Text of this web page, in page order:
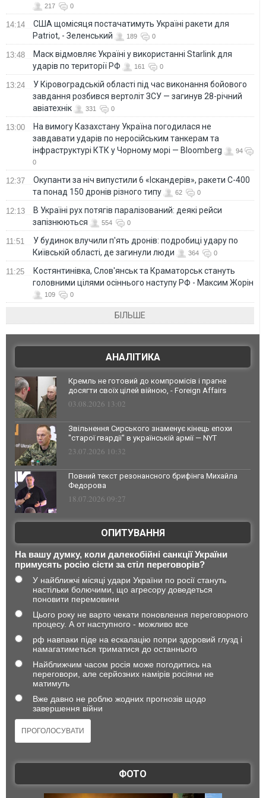
217 0
14:14
США щомісяця постачатимуть Україні ракети для
Patriot, - Зеленський
189 0
13:48
Маск відмовляє Україні у використанні Starlink для
ударів по території РФ
161 0
13:24
У Кіровоградській області під час виконання бойового
завдання розбився вертоліт ЗСУ — загинув 28-річний
авіатехнік
331 0
13:00
На вимогу Казахстану Україна погодилася не
завдавати ударів по неросійським танкерам та
інфраструктурі КТК у Чорному морі — Bloomberg
94
0
12:37
Окупанти за ніч випустили 6 «Іскандерів», ракети С-400
та понад 150 дронів різного типу
62 0
12:13
В Україні рух потягів паралізований: деякі рейси
запізнюються
554 0
11:51
У будинок влучили п'ять дронів: подробиці удару по
Київській області, де загинули люди
364 0
11:25
Костянтинівка, Слов'янськ та Краматорськ стануть
головними цілями осіннього наступу РФ - Максим Жорін
109 0
БІЛЬШЕ
АНАЛІТИКА
Кремль не готовий до компромісів і прагне
досягти своїх цілей війною, - Foreign Affairs
03.08.2026 13:02
Звільнення Сирського знаменує кінець епохи
"старої гвардії" в українській армії — NYT
23.07.2026 10:32
Повний текст резонансного брифінга Михайла
Федорова
18.07.2026 09:27
ОПИТУВАННЯ
На вашу думку, коли далекобійні санкції України
примусять росію сісти за стіл переговорів?
У найближчі місяці удари України по росії стануть
настільки болючими, що агресору доведеться
поновити перемовини
Цього року не варто чекати поновлення переговорного
процесу. А от наступного - можливо все
рф навпаки піде на ескалацію попри здоровий глузд і
намагатиметься триматися до останнього
Найближчим часом росія може погодитись на
переговори, але серйозних намірів росіяни не
матимуть
Вже давно не роблю жодних прогнозів щодо
завершення війни
ФОТО